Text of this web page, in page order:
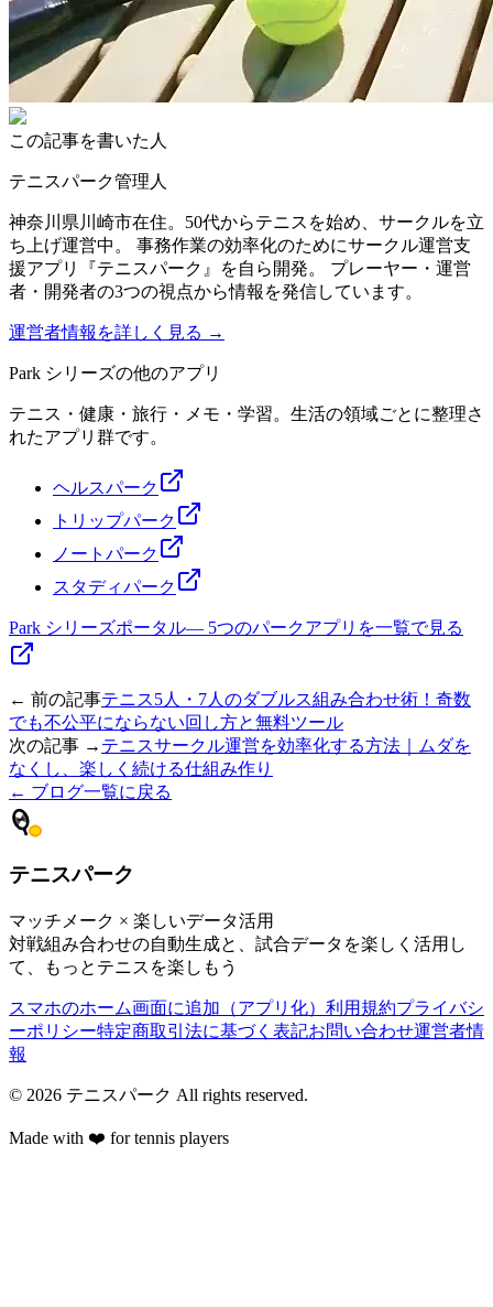
この記事を書いた人
テニスパーク管理人
神奈川県川崎市在住。50代からテニスを始め、サークルを立
ち上げ運営中。 事務作業の効率化のためにサークル運営支
援アプリ『テニスパーク』を自ら開発。 プレーヤー・運営
者・開発者の3つの視点から情報を発信しています。
運営者情報を詳しく見る →
Park シリーズの他のアプリ
テニス・健康・旅行・メモ・学習。生活の領域ごとに整理さ
れたアプリ群です。
ヘルスパーク
トリップパーク
ノートパーク
スタディパーク
Park シリーズポータル— 5つのパークアプリを一覧で見る
← 前の記事テニス5人・7人のダブルス組み合わせ術！奇数
でも不公平にならない回し方と無料ツール
次の記事 → テニスサークル運営を効率化する方法｜ムダを
なくし、楽しく続ける仕組み作り
← ブログ一覧に戻る
テニスパーク
マッチメーク × 楽しいデータ活用
対戦組み合わせの自動生成と、試合データを楽しく活用し
て、もっとテニスを楽しもう
スマホのホーム画面に追加（アプリ化） 利用規約プライバシ
ーポリシー特定商取引法に基づく表記お問い合わせ運営者情
報
© 2026 テニスパーク All rights reserved.
Made with ❤️ for tennis players